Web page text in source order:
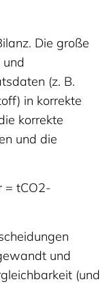
Die große
(z. B.
in korrekte
korrekte
und die
= tCO2-
und
(und